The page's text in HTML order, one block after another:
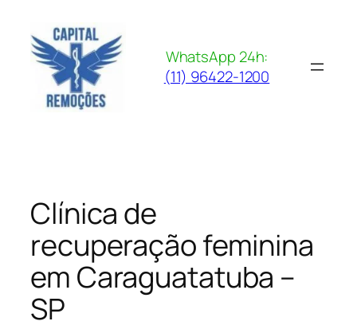
para
conteúdo
WhatsApp 24h:
(11) 96422-1200
Clínica de
recuperação feminina
em Caraguatatuba –
SP